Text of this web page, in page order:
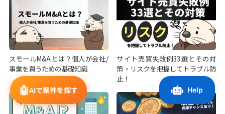
スモールM&Aとは？個人が会社/
事業を買うための基礎知識
サイト売買失敗例33選とその対
策・リスクを把握してトラブル防
止！
🤖AIで案件を探す